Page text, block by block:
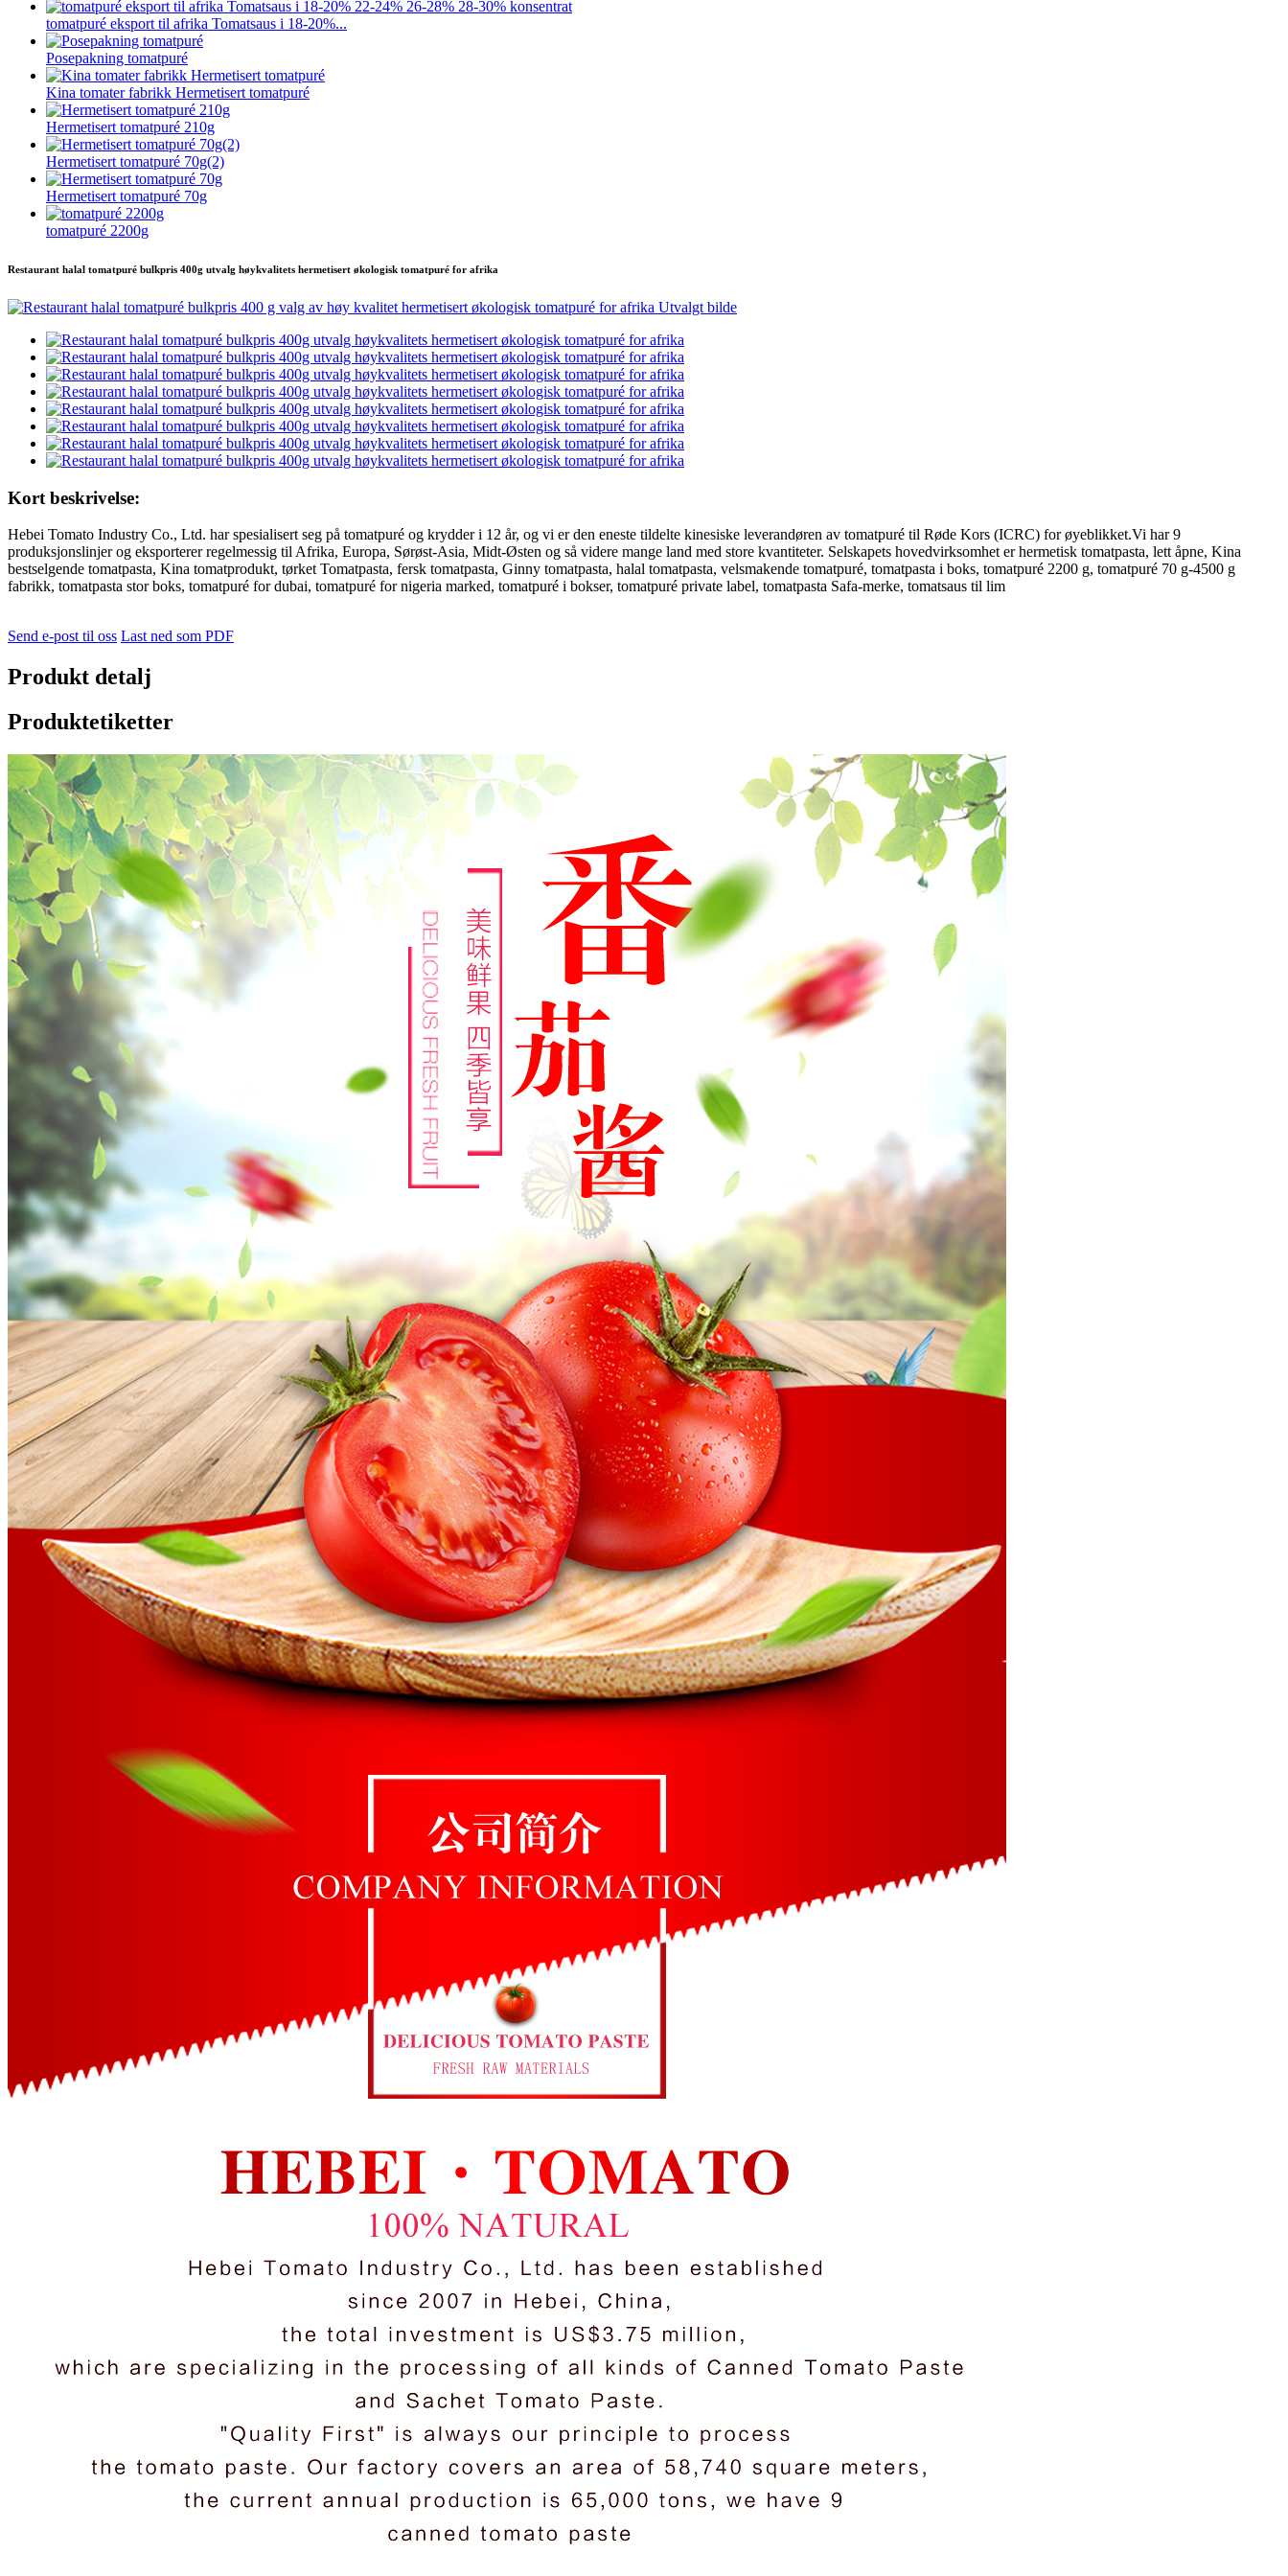
tomatpuré eksport til afrika Tomatsaus i 18-20%...
Posepakning tomatpuré
Kina tomater fabrikk Hermetisert tomatpuré
Hermetisert tomatpuré 210g
Hermetisert tomatpuré 70g(2)
Hermetisert tomatpuré 70g
tomatpuré 2200g
Restaurant halal tomatpuré bulkpris 400g utvalg høykvalitets hermetisert økologisk tomatpuré for afrika
Kort beskrivelse:
Hebei Tomato Industry Co., Ltd. har spesialisert seg på tomatpuré og krydder i 12 år, og vi er den eneste tildelte kinesiske leverandøren av tomatpuré til Røde Kors (ICRC) for øyeblikket.Vi har 9
produksjonslinjer og eksporterer regelmessig til Afrika, Europa, Sørøst-Asia, Midt-Østen og så videre mange land med store kvantiteter. Selskapets hovedvirksomhet er hermetisk tomatpasta, lett åpne, Kina
bestselgende tomatpasta, Kina tomatprodukt, tørket Tomatpasta, fersk tomatpasta, Ginny tomatpasta, halal tomatpasta, velsmakende tomatpuré, tomatpasta i boks, tomatpuré 2200 g, tomatpuré 70 g-4500 g
fabrikk, tomatpasta stor boks, tomatpuré for dubai, tomatpuré for nigeria marked, tomatpuré i bokser, tomatpuré private label, tomatpasta Safa-merke, tomatsaus til lim
Send e-post til oss Last ned som PDF
Produkt detalj
Produktetiketter